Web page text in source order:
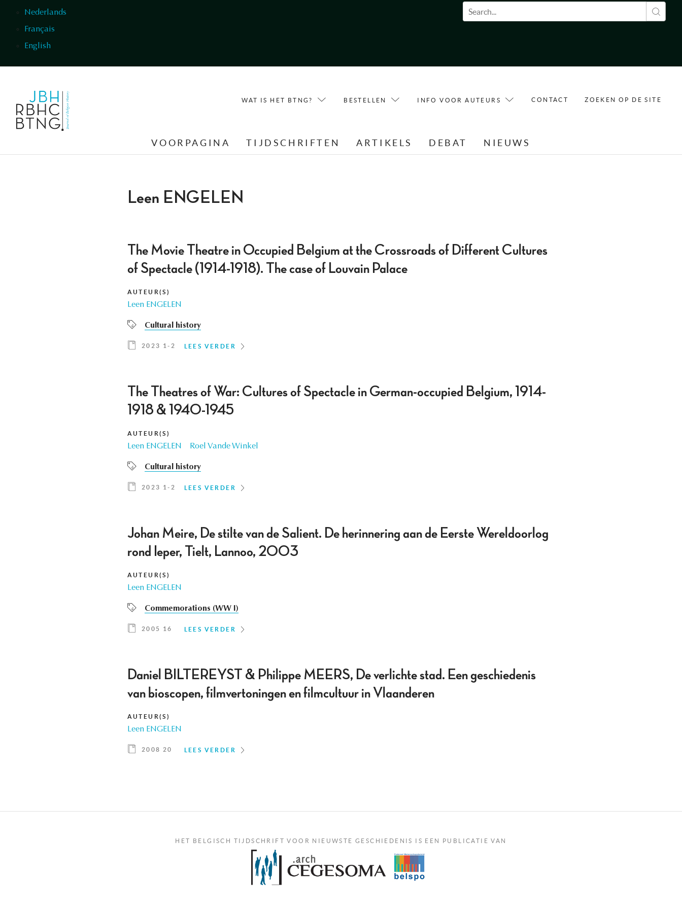
Nederlands
Français
English
Zoekveld
WAT IS HET BTNG? BESTELLEN INFO VOOR AUTEURS CONTACT ZOEKEN OP DE SITE
VOORPAGINA TIJDSCHRIFTEN ARTIKELS DEBAT NIEUWS
Leen ENGELEN
The Movie Theatre in Occupied Belgium at the Crossroads of Different Cultures
of Spectacle (1914-1918). The case of Louvain Palace
AUTEUR(S)
Leen ENGELEN
Cultural history
2023 1-2 LEES VERDER
The Theatres of War: Cultures of Spectacle in German-occupied Belgium, 1914-
1918 & 1940-1945
AUTEUR(S)
Leen ENGELEN Roel Vande Winkel
Cultural history
2023 1-2 LEES VERDER
Johan Meire, De stilte van de Salient. De herinnering aan de Eerste Wereldoorlog
rond Ieper, Tielt, Lannoo, 2003
AUTEUR(S)
Leen ENGELEN
Commemorations (WW I)
2005 16 LEES VERDER
Daniel BILTEREYST & Philippe MEERS, De verlichte stad. Een geschiedenis
van bioscopen, filmvertoningen en filmcultuur in Vlaanderen
AUTEUR(S)
Leen ENGELEN
2008 20 LEES VERDER
HET BELGISCH TIJDSCHRIFT VOOR NIEUWSTE GESCHIEDENIS IS EEN PUBLICATIE VAN